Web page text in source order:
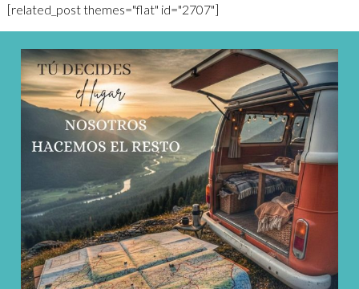
[related_post themes="flat" id="2707"]